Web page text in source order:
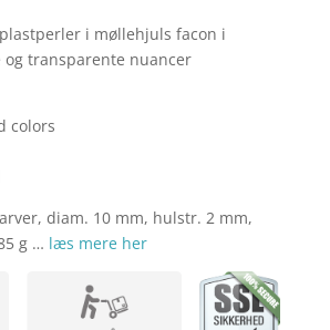
i møllehjuls facon i
og transparente nuancer
colors
diam. 10 mm, hulstr. 2 mm,
g … læs mere her